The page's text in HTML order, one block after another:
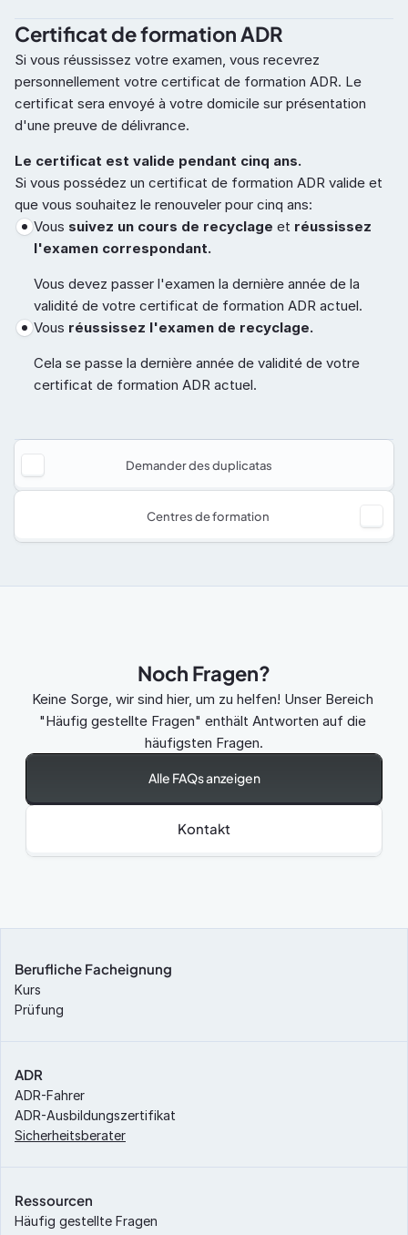
Certificat de formation ADR
Si vous réussissez votre examen, vous recevrez
personnellement votre certificat de formation ADR. Le
certificat sera envoyé à votre domicile sur présentation
d'une preuve de délivrance.
Le certificat est valide pendant cinq ans.
Si vous possédez un certificat de formation ADR valide et
que vous souhaitez le renouveler pour cinq ans:
Vous suivez un cours de recyclage et réussissez
l'examen correspondant.
Vous devez passer l'examen la dernière année de la
validité de votre certificat de formation ADR actuel.
Vous réussissez l'examen de recyclage.
Cela se passe la dernière année de validité de votre
certificat de formation ADR actuel.
Demander des duplicatas
Centres de formation
Noch Fragen?
Keine Sorge, wir sind hier, um zu helfen! Unser Bereich
"Häufig gestellte Fragen" enthält Antworten auf die
häufigsten Fragen.
Alle FAQs anzeigen
Kontakt
Berufliche Facheignung
Kurs
Prüfung
ADR
ADR-Fahrer
ADR-Ausbildungszertifikat
Sicherheitsberater
Ressourcen
Häufig gestellte Fragen